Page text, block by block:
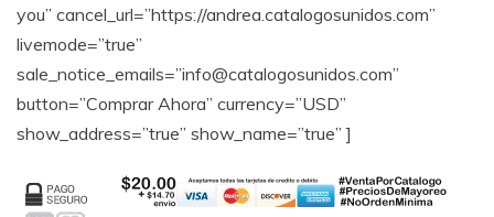
you” cancel_url=”https://andrea.catalogosunidos.com”
livemode=”true”
sale_notice_emails=”info@catalogosunidos.com”
button=”Comprar Ahora” currency=”USD”
show_address=”true” show_name=”true” ]